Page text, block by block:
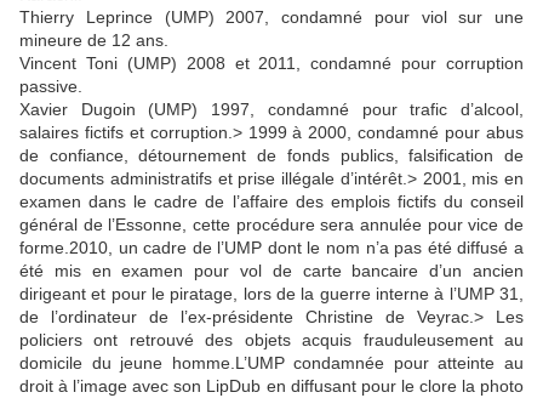
Thierry Leprince (UMP) 2007, condamné pour viol sur une
mineure de 12 ans.
Vincent Toni (UMP) 2008 et 2011, condamné pour corruption
passive.
Xavier Dugoin (UMP) 1997, condamné pour trafic d’alcool,
salaires fictifs et corruption.> 1999 à 2000, condamné pour abus
de confiance, détournement de fonds publics, falsification de
documents administratifs et prise illégale d’intérêt.> 2001, mis en
examen dans le cadre de l’affaire des emplois fictifs du conseil
général de l’Essonne, cette procédure sera annulée pour vice de
forme.2010, un cadre de l’UMP dont le nom n’a pas été diffusé a
été mis en examen pour vol de carte bancaire d’un ancien
dirigeant et pour le piratage, lors de la guerre interne à l’UMP 31,
de l’ordinateur de l’ex-présidente Christine de Veyrac.> Les
policiers ont retrouvé des objets acquis frauduleusement au
domicile du jeune homme.L’UMP condamnée pour atteinte au
droit à l’image avec son LipDub en diffusant pour le clore la photo